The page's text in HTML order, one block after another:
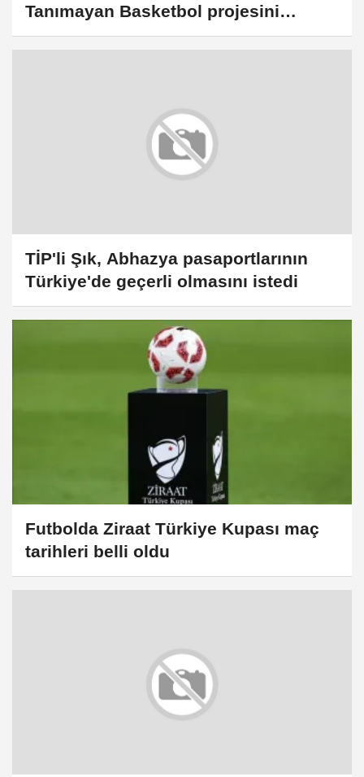
Tanımayan Basketbol projesini
değerlendirdi
TİP'li Şık, Abhazya pasaportlarının
Türkiye'de geçerli olmasını istedi
Futbolda Ziraat Türkiye Kupası maç
tarihleri belli oldu